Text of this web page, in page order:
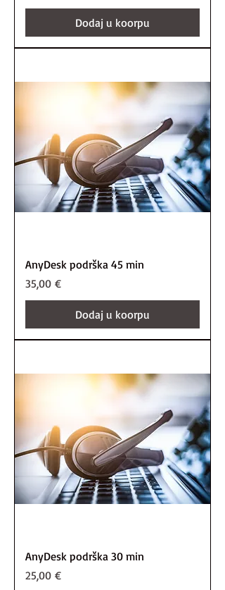
Dodaj u koorpu
AnyDesk podrška 45 min
Price
35,00 €
Dodaj u koorpu
AnyDesk podrška 30 min
Price
25,00 €